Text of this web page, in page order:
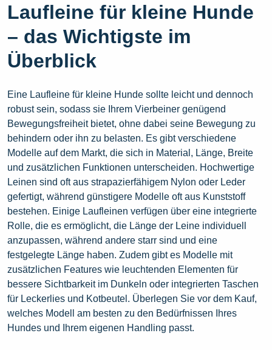
Laufleine für kleine Hunde
– das Wichtigste im
Überblick
Eine Laufleine für kleine Hunde sollte leicht und dennoch
robust sein, sodass sie Ihrem Vierbeiner genügend
Bewegungsfreiheit bietet, ohne dabei seine Bewegung zu
behindern oder ihn zu belasten. Es gibt verschiedene
Modelle auf dem Markt, die sich in Material, Länge, Breite
und zusätzlichen Funktionen unterscheiden. Hochwertige
Leinen sind oft aus strapazierfähigem Nylon oder Leder
gefertigt, während günstigere Modelle oft aus Kunststoff
bestehen. Einige Laufleinen verfügen über eine integrierte
Rolle, die es ermöglicht, die Länge der Leine individuell
anzupassen, während andere starr sind und eine
festgelegte Länge haben. Zudem gibt es Modelle mit
zusätzlichen Features wie leuchtenden Elementen für
bessere Sichtbarkeit im Dunkeln oder integrierten Taschen
für Leckerlies und Kotbeutel. Überlegen Sie vor dem Kauf,
welches Modell am besten zu den Bedürfnissen Ihres
Hundes und Ihrem eigenen Handling passt.